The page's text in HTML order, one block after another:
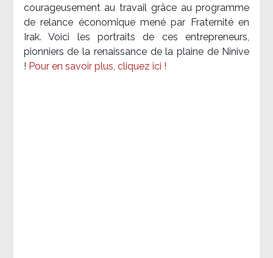
courageusement au travail grâce au programme
de relance économique mené par Fraternité en
Irak. Voici les portraits de ces entrepreneurs,
pionniers de la renaissance de la plaine de Ninive
! Pour en savoir plus, cliquez ici !